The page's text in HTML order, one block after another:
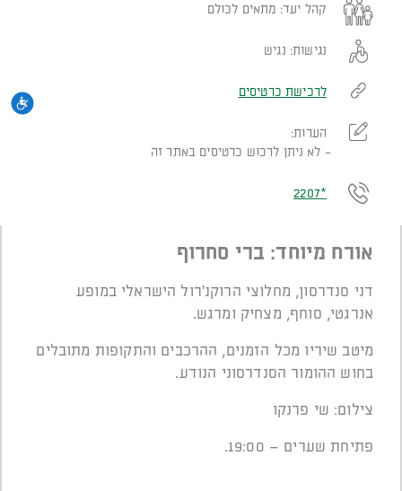
קהל יעד: מתאים לכולם
נגישות: נגיש
לרכישת כרטיסים
הערות:
לא ניתן לרכוש כרטיסים באתר זה
*2207
אורח מיוחד: ברי סחרוף
דני סנדרסון, מחלוצי הרוקנ'רול הישראלי במופע
אנרגטי, סוחף, מצחיק ומרגש.
מיטב שיריו מכל הזמנים, ההרכבים והתקופות מתובלים
בחוש ההומור הסנדרסוני הנודע.
צילום: שי פרנקו
פתיחת שערים – 19:00.